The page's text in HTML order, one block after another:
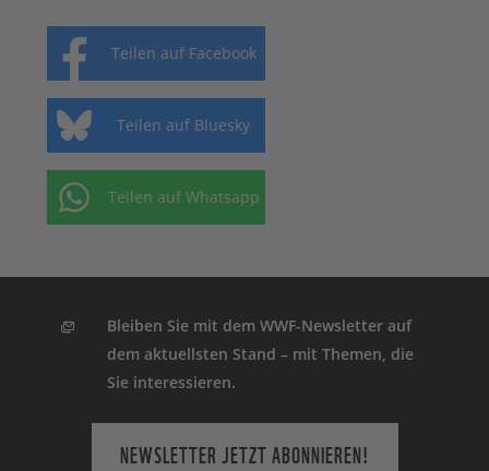
Teilen auf Facebook
Teilen auf Bluesky
Teilen auf Whatsapp
Bleiben Sie mit dem WWF-Newsletter auf
dem aktuellsten Stand – mit Themen, die
Sie interessieren.
NEWSLETTER JETZT ABONNIEREN!